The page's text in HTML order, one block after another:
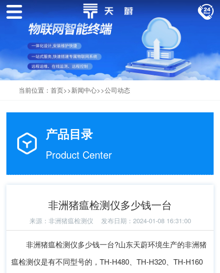
当前位置： 首页>>新闻中心>>公司动态
产品目录
Product Center
非洲猪瘟检测仪多少钱一台
来源： 非洲猪瘟检测仪 发布日期：2024-01-08 16:31:00
非洲猪瘟检测仪多少钱一台?山东天蔚环境生产的非洲猪
瘟检测仪是有不同型号的，TH-H480、TH-H320、TH-H160